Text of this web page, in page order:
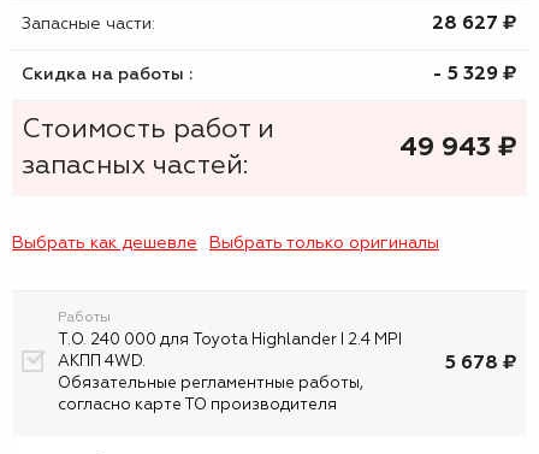
Запасные части: 28 627 ₷
Скидка на работы : - 5 329 ₷
Стоимость работ и
запасных частей:
49 943 ₷
Выбрать как дешевле Выбрать только оригиналы
Работы
Т.О. 240 000 для Toyota Highlander I 2.4 MPI
АКПП 4WD.
Обязательные регламентные работы,
согласно карте ТО производителя
5 678 ₽